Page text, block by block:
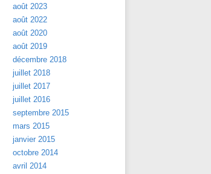
août 2023
août 2022
août 2020
août 2019
décembre 2018
juillet 2018
juillet 2017
juillet 2016
septembre 2015
mars 2015
janvier 2015
octobre 2014
avril 2014